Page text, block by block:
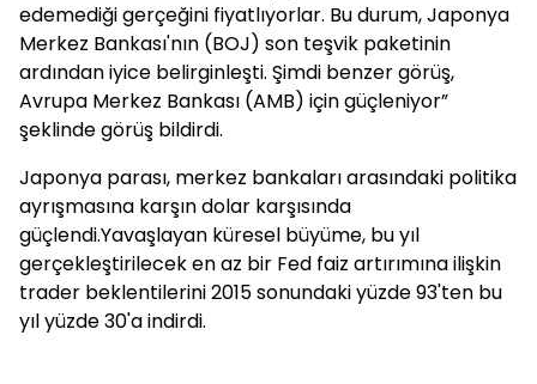
edemediği gerçeğini fiyatlıyorlar. Bu durum, Japonya
Merkez Bankası'nın (BOJ) son teşvik paketinin
ardından iyice belirginleşti. Şimdi benzer görüş,
Avrupa Merkez Bankası (AMB) için güçleniyor”
şeklinde görüş bildirdi.
Japonya parası, merkez bankaları arasındaki politika
ayrışmasına karşın dolar karşısında
güçlendi.Yavaşlayan küresel büyüme, bu yıl
gerçekleştirilecek en az bir Fed faiz artırımına ilişkin
trader beklentilerini 2015 sonundaki yüzde 93'ten bu
yıl yüzde 30'a indirdi.